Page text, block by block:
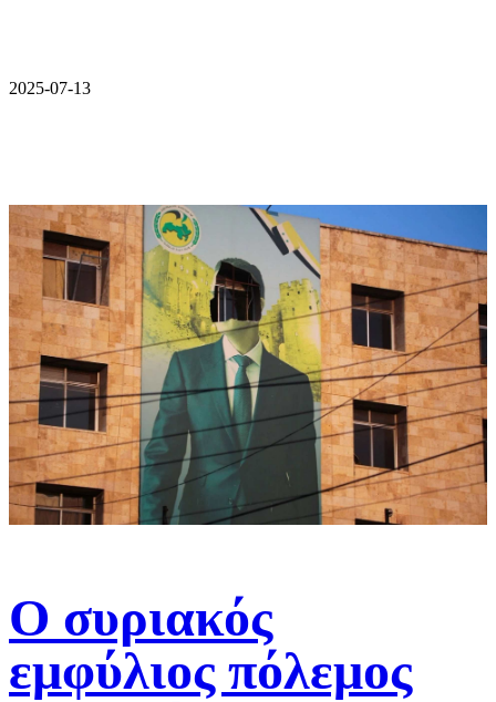
2025-07-13
Ο συριακός
εμφύλιος πόλεμος